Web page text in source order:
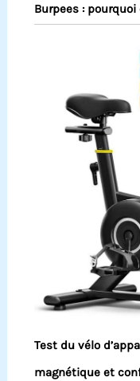
Burpees :
Test du vélo
magnétique et